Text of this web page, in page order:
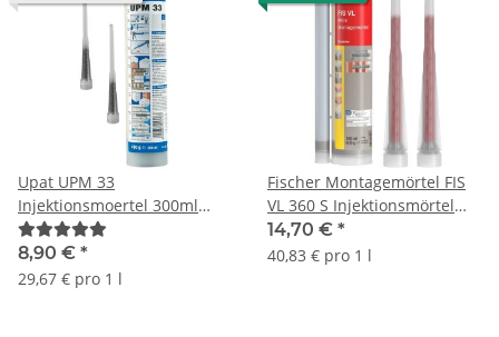
Upat UPM 33
Injektionsmoertel 300ml
Verbundmoertel mit
Zulassung
8,90 € *
29,67 € pro 1 l
Fischer Montagemörtel FIS
VL 360 S Injektionsmörtel
Verbundmörtel 360ml
14,70 € *
40,83 € pro 1 l